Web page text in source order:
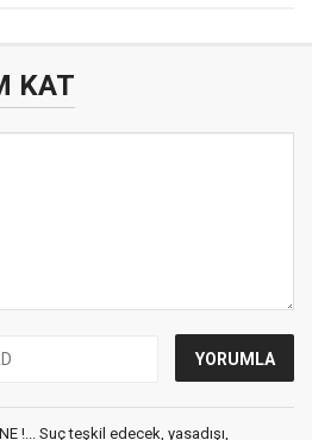
KAT
!... Suç teşkil edecek, yasadışı,